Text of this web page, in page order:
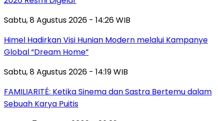
Sabtu, 8 Agustus 2026 - 14:26 WIB
Himel Hadirkan Visi Hunian Modern melalui Kampanye
Global “Dream Home”
Sabtu, 8 Agustus 2026 - 14:19 WIB
FAMILIARITÉ: Ketika Sinema dan Sastra Bertemu dalam
Sebuah Karya Puitis